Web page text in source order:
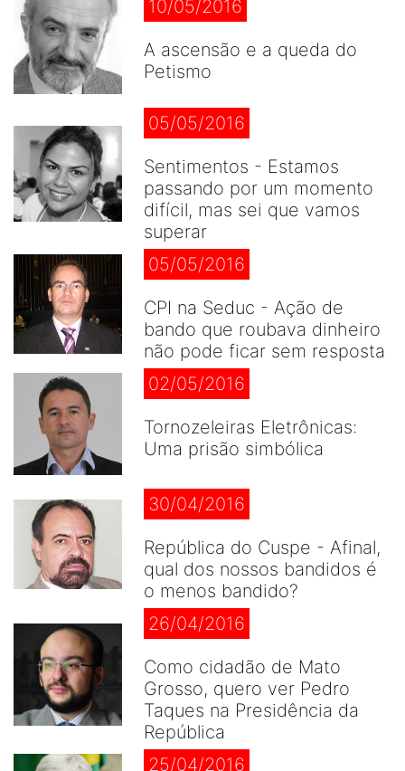
10/05/2016
A ascensão e a queda do
Petismo
05/05/2016
Sentimentos - Estamos
passando por um momento
difícil, mas sei que vamos
superar
05/05/2016
CPI na Seduc - Ação de
bando que roubava dinheiro
não pode ficar sem resposta
02/05/2016
Tornozeleiras Eletrônicas:
Uma prisão simbólica
30/04/2016
República do Cuspe - Afinal,
qual dos nossos bandidos é
o menos bandido?
26/04/2016
Como cidadão de Mato
Grosso, quero ver Pedro
Taques na Presidência da
República
25/04/2016